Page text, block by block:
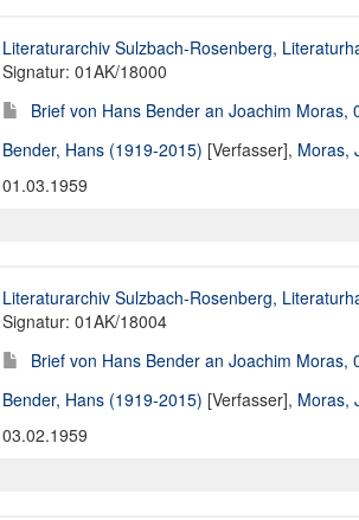
Literaturarchiv Sulzbach-Rosenberg,
Signatur: 01AK/18000
Brief von Hans Bender an Joachim Moras,
Bender, Hans (1919-2015) [Verfasser], Moras,
01.03.1959
Literaturarchiv Sulzbach-Rosenberg,
Signatur: 01AK/18004
Brief von Hans Bender an Joachim Moras,
Bender, Hans (1919-2015) [Verfasser], Moras,
03.02.1959